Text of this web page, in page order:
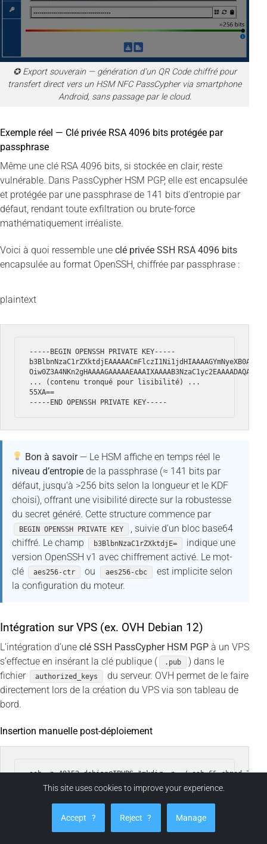
✪ Export souverain — génération d’un QR Code chiffré pour
transfert direct vers un HSM NFC PassCypher via smartphone
Android, sans passage par le cloud.
Exemple réel — Clé privée RSA 4096 bits protégée par
passphrase
Même une clé RSA 4096 bits, si stockée en clair, reste
vulnérable. Dans PassCypher HSM PGP, elle est encapsulée
et protégée par une passphrase de 141 bits d’entropie par
défaut, rendant toute exfiltration ou brute-force
mathématiquement irréaliste.
Voici à quoi ressemble une clé privée SSH RSA 4096 bits
encapsulée au format OpenSSH, chiffrée par passphrase :
plaintext
-----BEGIN OPENSSH PRIVATE KEY-----
... (contenu tronqué pour lisibilité) ...
55XA==
-----END OPENSSH PRIVATE KEY-----
Bon à savoir— Le HSM affiche en temps réel le
niveau d’entropie de la passphrase (≈ 141 bits par
défaut, jusqu’à >256 bits selon la longueur et le KDF
choisi), offrant une visibilité directe sur la robustesse
du secret généré. Cette structure commence par
BEGIN OPENSSH PRIVATE KEY
, suivie d’un bloc base64
chiffré. Le champ
b3BlbnNzaC1rZXktdjE=
indique une
version OpenSSH v1 avec chiffrement activé. Le mot-
clé
aes256-ctr ou aes256-cbc
est implicite selon
la configuration du moteur.
Intégration sur VPS (ex. OVH Debian 12)
L’intégration d’une clé SSH PassCypher HSM PGP à un VPS
s’effectue en insérant la clé publique (
.pub
) dans le
fichier
authorized_keys
du serveur. OVH permet de le faire
directement lors de la création du VPS via son tableau de
bord.
Insertion manuelle post-déploiement
Ensuite, déchiffrez localement la clé privée depuis son
conteneur chiffré :
This site uses cookies to improve your experience.
Accept ? Reject ? Manage